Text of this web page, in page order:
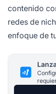
contenido
redes de
enfoque de